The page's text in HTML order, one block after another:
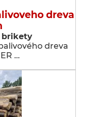
dreva
brikety
dreva
…